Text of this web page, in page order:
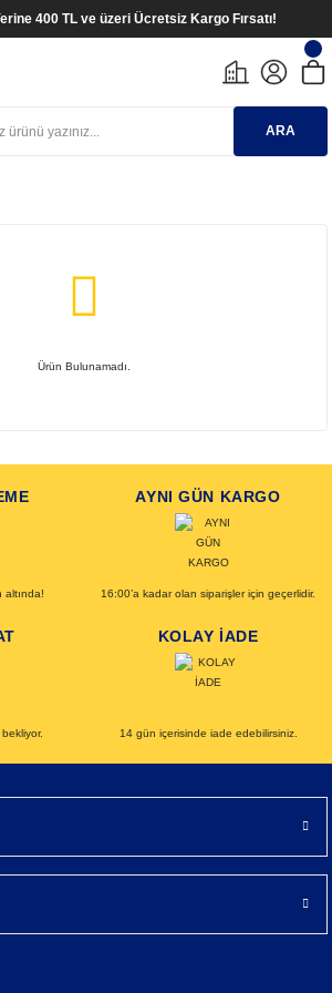
400 TL ve üzeri Ücretsiz Kargo Fırsatı!
ARA
Ürün Bulunamadı.
altında!
AYNI GÜN KARGO
16:00’a kadar olan siparişler için geçerlidir.
KOLAY İADE
14 gün içerisinde iade edebilirsiniz.